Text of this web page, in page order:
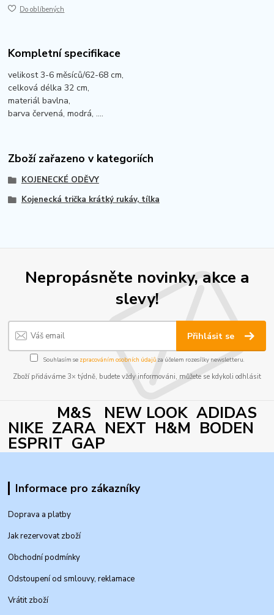
Do oblíbených
Kompletní specifikace
velikost 3-6 měsíců/62-68 cm,
celková délka 32 cm,
materiál bavlna,
barva červená, modrá, ....
Zboží zařazeno v kategoriích
KOJENECKÉ ODĚVY
Kojenecká trička krátký rukáv, tílka
Nepropásněte novinky, akce a
slevy!
Přihlásit se
Souhlasím se zpracováním osobních údajůza účelem rozesílky newsletteru.
Zboží přidáváme 3× týdně, budete vždy informováni, můžete se kdykoli odhlásit
M&S NEW LOOK ADIDAS
NIKE ZARA NEXT H&M BODEN
ESPRIT GAP
Informace pro zákazníky
Doprava a platby
Jak rezervovat zboží
Obchodní podmínky
Odstoupení od smlouvy, reklamace
Vrátit zboží